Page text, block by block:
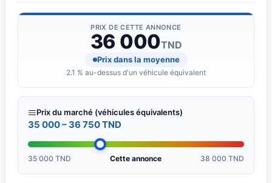
PRIX DE CETTE ANNONCE
36 000TND
Prix dans la moyenne
2.1 % au-dessus d'un véhicule équivalent
Prix du marché (véhicules équivalents)
35 000 – 36 750 TND
35 000 TND Cette annonce 38 000 TND